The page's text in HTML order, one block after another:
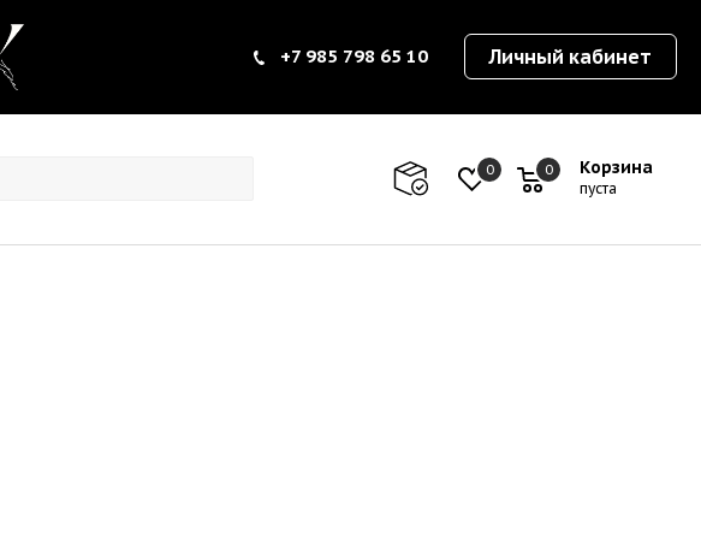
+7 985 798 65 10 Личный кабинет
0 Корзина
0
пуста
0